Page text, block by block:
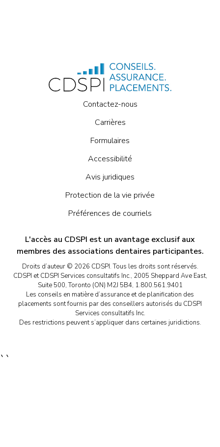
Contactez-nous
Carrières
Formulaires
Accessibilité
Avis juridiques
Protection de la vie privée
Préférences de courriels
L'accès au CDSPI est un avantage exclusif aux
membres des associations dentaires participantes.
Droits d’auteur © 2026 CDSPI. Tous les droits sont réservés.
CDSPI et CDSPI Services consultatifs Inc., 2005 Sheppard Ave East,
Suite 500, Toronto (ON) M2J 5B4, 1.800.561.9401
Les conseils en matière d’assurance et de planification des
placements sont fournis par des conseillers autorisés du CDSPI
Services consultatifs Inc.
Des restrictions peuvent s’appliquer dans certaines juridictions.
``